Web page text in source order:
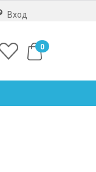
Вход
0